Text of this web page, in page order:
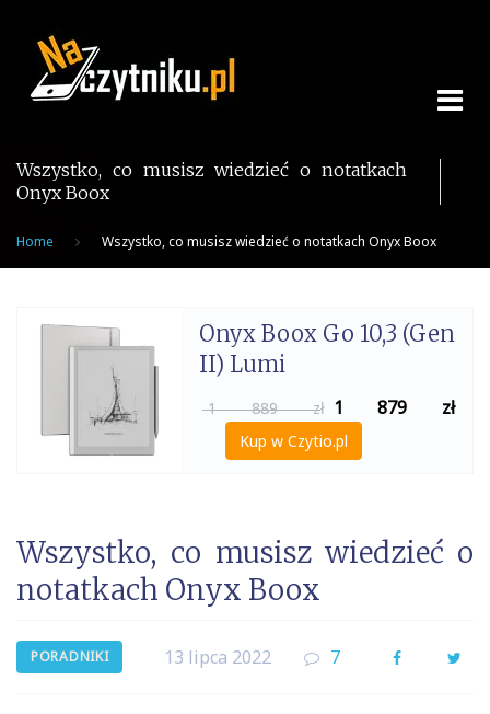
content
Wszystko, co musisz wiedzieć o notatkach
Onyx Boox
Home Wszystko, co musisz wiedzieć o notatkach Onyx Boox
Onyx Boox Go 10,3 (Gen
II) Lumi
1 889 zł 1 879 zł
Kup w Czytio.pl
Wszystko, co musisz wiedzieć o
notatkach Onyx Boox
PORADNIKI 13 lipca 2022 7 Facebook